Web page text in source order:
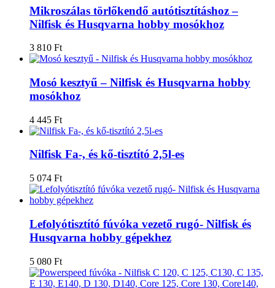
Mikroszálas törlőkendő autótisztításhoz –
Nilfisk és Husqvarna hobby mosókhoz
3 810 Ft
Mosó kesztyű – Nilfisk és Husqvarna hobby
mosókhoz
4 445 Ft
Nilfisk Fa-, és kő-tisztító 2,5l-es
5 074 Ft
Lefolyótisztító fúvóka vezető rugó- Nilfisk és
Husqvarna hobby gépekhez
5 080 Ft